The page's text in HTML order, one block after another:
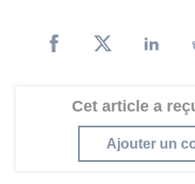
Cet article a
Ajouter un